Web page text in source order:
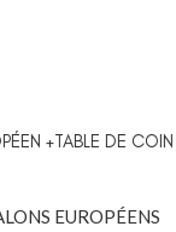
+TABLE DE COIN
EUROPÉENS